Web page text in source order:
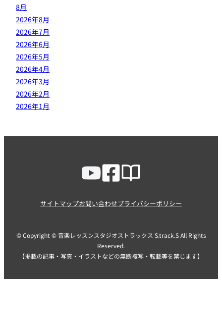
8月
2026年8月
2026年7月
2026年6月
2026年5月
2026年4月
2026年3月
2026年2月
2026年1月
サイトマップお問い合わせプライバシーポリシー
© Copyright © 音楽レッスンスタジオストラックス S.track.S All Rights
Reserved.
【掲載の記事・写真・イラストなどの無断複写・転載等を禁じます】